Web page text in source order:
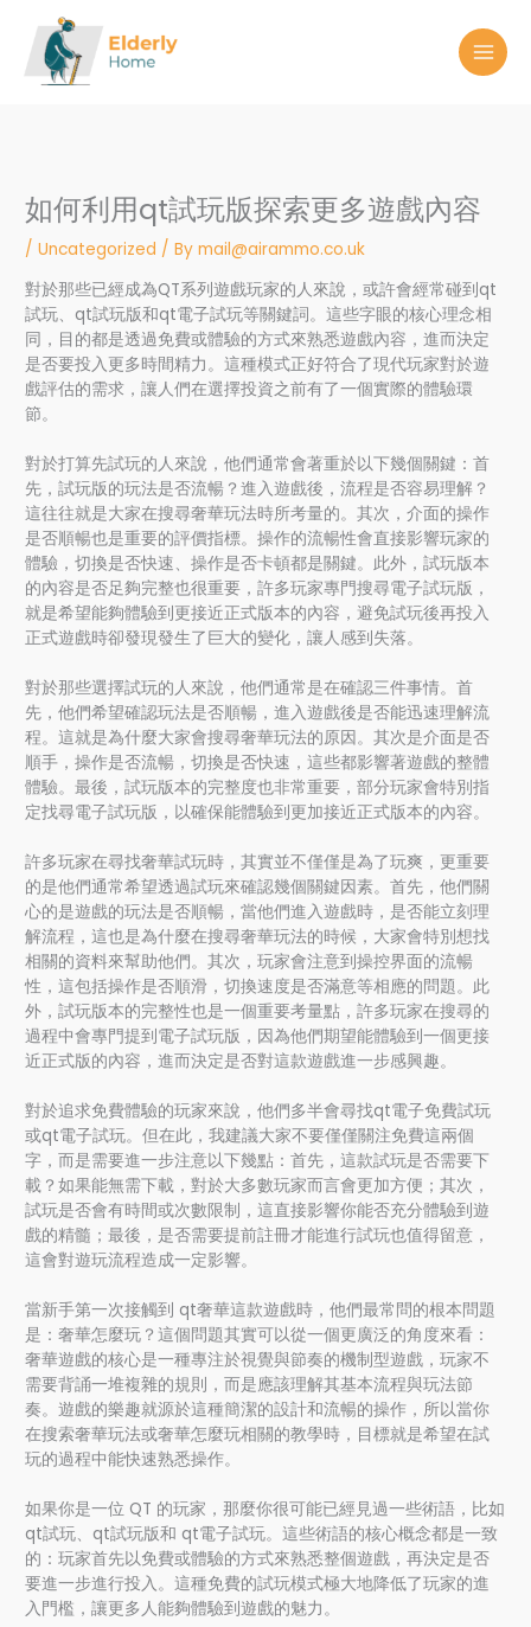
content
如何利用qt試玩版探索更多遊戲內容
/Uncategorized / Bymail@airammo.co.uk
對於那些已經成為QT系列遊戲玩家的人來說，或許會經常碰到qt
試玩、qt試玩版和qt電子試玩等關鍵詞。這些字眼的核心理念相
同，目的都是透過免費或體驗的方式來熟悉遊戲內容，進而決定
是否要投入更多時間精力。這種模式正好符合了現代玩家對於遊
戲評估的需求，讓人們在選擇投資之前有了一個實際的體驗環
節。
對於打算先試玩的人來說，他們通常會著重於以下幾個關鍵：首
先，試玩版的玩法是否流暢？進入遊戲後，流程是否容易理解？
這往往就是大家在搜尋奢華玩法時所考量的。其次，介面的操作
是否順暢也是重要的評價指標。操作的流暢性會直接影響玩家的
體驗，切換是否快速、操作是否卡頓都是關鍵。此外，試玩版本
的內容是否足夠完整也很重要，許多玩家專門搜尋電子試玩版，
就是希望能夠體驗到更接近正式版本的內容，避免試玩後再投入
正式遊戲時卻發現發生了巨大的變化，讓人感到失落。
對於那些選擇試玩的人來說，他們通常是在確認三件事情。首
先，他們希望確認玩法是否順暢，進入遊戲後是否能迅速理解流
程。這就是為什麼大家會搜尋奢華玩法的原因。其次是介面是否
順手，操作是否流暢，切換是否快速，這些都影響著遊戲的整體
體驗。最後，試玩版本的完整度也非常重要，部分玩家會特別指
定找尋電子試玩版，以確保能體驗到更加接近正式版本的內容。
許多玩家在尋找奢華試玩時，其實並不僅僅是為了玩爽，更重要
的是他們通常希望透過試玩來確認幾個關鍵因素。首先，他們關
心的是遊戲的玩法是否順暢，當他們進入遊戲時，是否能立刻理
解流程，這也是為什麼在搜尋奢華玩法的時候，大家會特別想找
相關的資料來幫助他們。其次，玩家會注意到操控界面的流暢
性，這包括操作是否順滑，切換速度是否滿意等相應的問題。此
外，試玩版本的完整性也是一個重要考量點，許多玩家在搜尋的
過程中會專門提到電子試玩版，因為他們期望能體驗到一個更接
近正式版的內容，進而決定是否對這款遊戲進一步感興趣。
對於追求免費體驗的玩家來說，他們多半會尋找qt電子免費試玩
或qt電子試玩。但在此，我建議大家不要僅僅關注免費這兩個
字，而是需要進一步注意以下幾點：首先，這款試玩是否需要下
載？如果能無需下載，對於大多數玩家而言會更加方便；其次，
試玩是否會有時間或次數限制，這直接影響你能否充分體驗到遊
戲的精髓；最後，是否需要提前註冊才能進行試玩也值得留意，
這會對遊玩流程造成一定影響。
當新手第一次接觸到 qt奢華這款遊戲時，他們最常問的根本問題
是：奢華怎麼玩？這個問題其實可以從一個更廣泛的角度來看：
奢華遊戲的核心是一種專注於視覺與節奏的機制型遊戲，玩家不
需要背誦一堆複雜的規則，而是應該理解其基本流程與玩法節
奏。遊戲的樂趣就源於這種簡潔的設計和流暢的操作，所以當你
在搜索奢華玩法或奢華怎麼玩相關的教學時，目標就是希望在試
玩的過程中能快速熟悉操作。
如果你是一位 QT 的玩家，那麼你很可能已經見過一些術語，比如
qt試玩、qt試玩版和 qt電子試玩。這些術語的核心概念都是一致
的：玩家首先以免費或體驗的方式來熟悉整個遊戲，再決定是否
要進一步進行投入。這種免費的試玩模式極大地降低了玩家的進
入門檻，讓更多人能夠體驗到遊戲的魅力。